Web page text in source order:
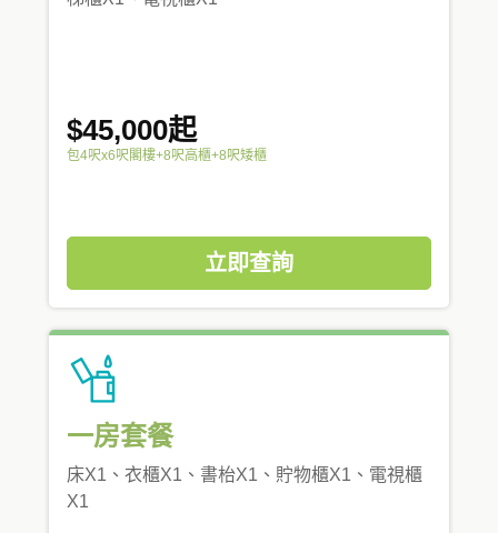
$45,000起
包4呎x6呎閣樓+8呎高櫃+8呎矮櫃
立即查詢
一房套餐
床X1、衣櫃X1、書枱X1、貯物櫃X1、電視櫃
X1